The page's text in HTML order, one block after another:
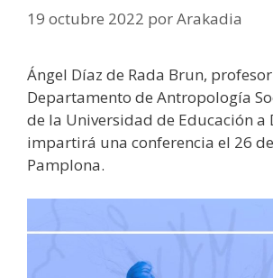
19 octubre 2022 porArakadia
Ángel Díaz de Rada Brun,
Departamento de Antropología
de la Universidad de Educación a
impartirá una conferencia el 26
Pamplona.